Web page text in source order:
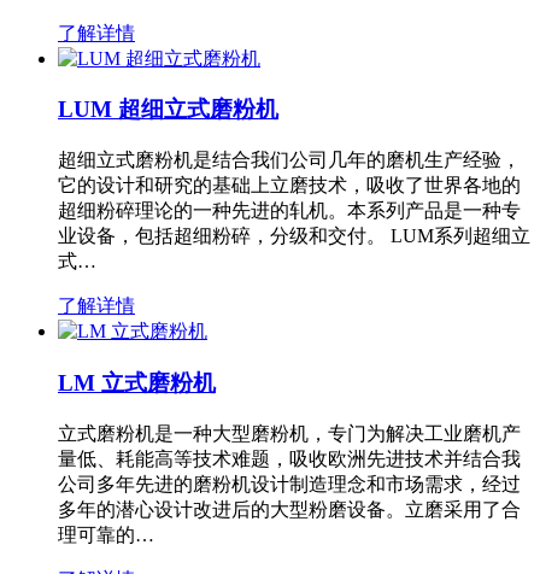
了解详情
LUM 超细立式磨粉机
超细立式磨粉机是结合我们公司几年的磨机生产经验，
它的设计和研究的基础上立磨技术，吸收了世界各地的
超细粉碎理论的一种先进的轧机。本系列产品是一种专
业设备，包括超细粉碎，分级和交付。 LUM系列超细立
式…
了解详情
LM 立式磨粉机
立式磨粉机是一种大型磨粉机，专门为解决工业磨机产
量低、耗能高等技术难题，吸收欧洲先进技术并结合我
公司多年先进的磨粉机设计制造理念和市场需求，经过
多年的潜心设计改进后的大型粉磨设备。立磨采用了合
理可靠的…